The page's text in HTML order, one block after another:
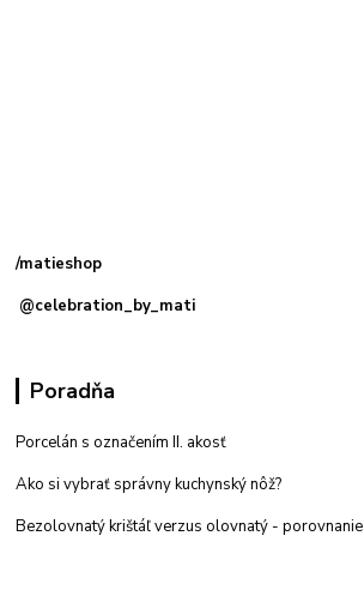
/matieshop
@celebration_by_mati
Poradňa
Porcelán s označením II. akosť
Ako si vybrať správny kuchynský nôž?
Bezolovnatý krištáľ verzus olovnatý - porovnanie